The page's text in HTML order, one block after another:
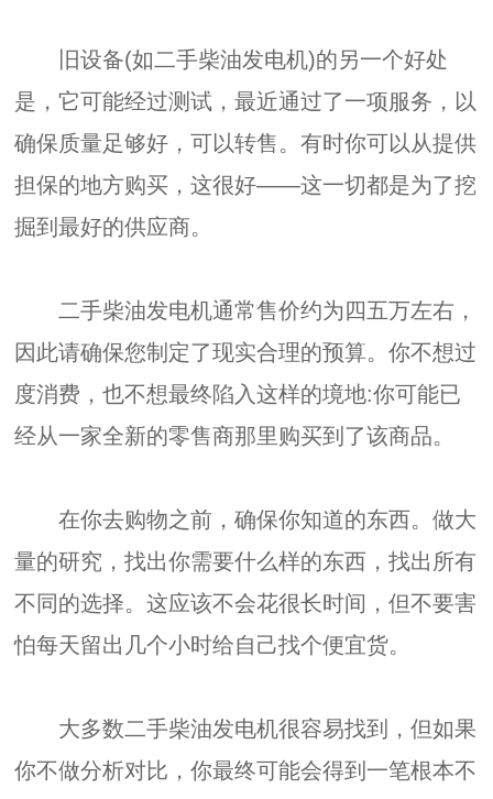
旧设备(如二手柴油发电机)的另一个好处
是，它可能经过测试，最近通过了一项服务，以
确保质量足够好，可以转售。有时你可以从提供
担保的地方购买，这很好——这一切都是为了挖
掘到最好的供应商。
二手柴油发电机通常售价约为四五万左右，
因此请确保您制定了现实合理的预算。你不想过
度消费，也不想最终陷入这样的境地:你可能已
经从一家全新的零售商那里购买到了该商品。
在你去购物之前，确保你知道的东西。做大
量的研究，找出你需要什么样的东西，找出所有
不同的选择。这应该不会花很长时间，但不要害
怕每天留出几个小时给自己找个便宜货。
大多数二手柴油发电机很容易找到，但如果
你不做分析对比，你最终可能会得到一笔根本不